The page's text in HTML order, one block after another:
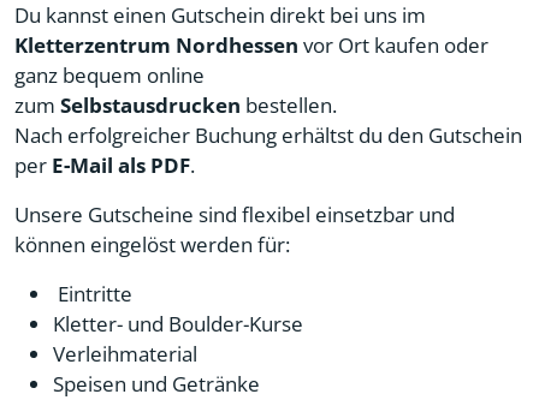
Du kannst einen Gutschein direkt bei uns im
Kletterzentrum Nordhessen vor Ort kaufen oder
ganz bequem online
zum Selbstausdrucken bestellen.
Nach erfolgreicher Buchung erhältst du den Gutschein
per E-Mail als PDF.
Unsere Gutscheine sind flexibel einsetzbar und
können eingelöst werden für:
Eintritte
Kletter- und Boulder-Kurse
Verleihmaterial
Speisen und Getränke